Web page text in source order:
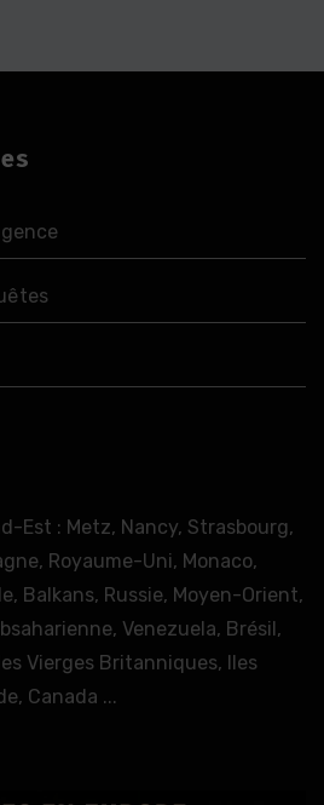
Est : Metz, Nancy, Strasbourg,
Royaume-Uni, Monaco,
Balkans, Russie, Moyen-Orient,
Venezuela, Brésil,
Vierges Britanniques, Iles
Canada ...